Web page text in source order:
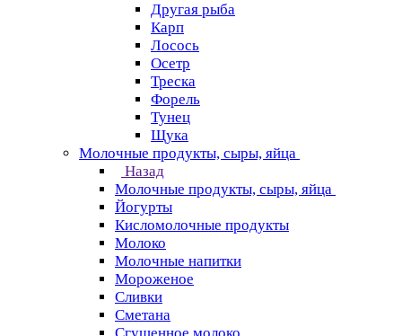
Другая рыба
Карп
Лосось
Осетр
Треска
Форель
Тунец
Щука
Молочные продукты, сыры, яйца
Назад
Молочные продукты, сыры, яйца
Йогурты
Кисломолочные продукты
Молоко
Молочные напитки
Мороженое
Сливки
Сметана